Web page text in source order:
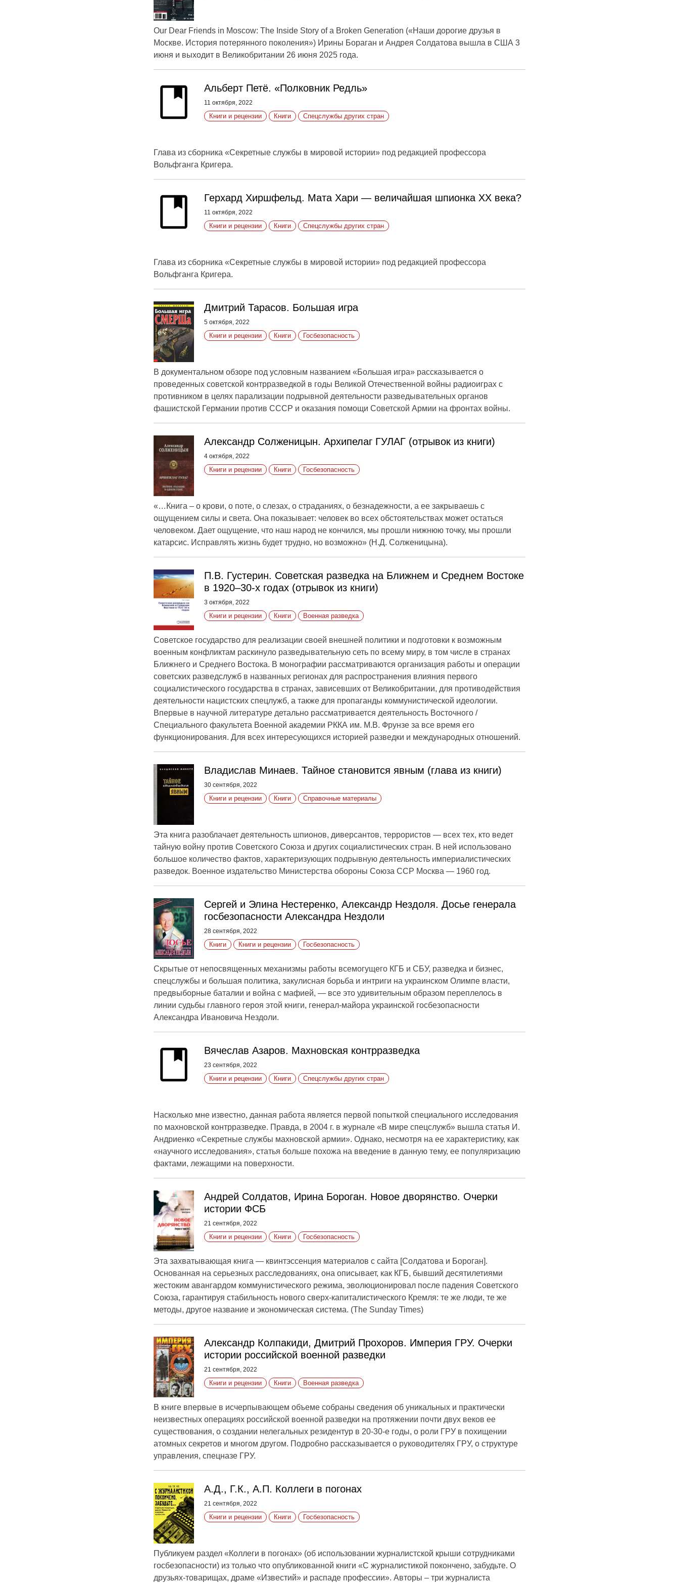
Our Dear Friends in Moscow: The Inside Story of a Broken Generation («Наши дорогие друзья в
Москве. История потерянного поколения») Ирины Бораган и Андрея Солдатова вышла в США 3
июня и выходит в Великобритании 26 июня 2025 года.
Альберт Петё. «Полковник Редль»
11 октября, 2022
Книги и рецензии Книги Спецслужбы других стран
Глава из сборника «Секретные службы в мировой истории» под редакцией профессора
Вольфганга Кригера.
Герхард Хиршфельд. Мата Хари — величайшая шпионка ХХ века?
11 октября, 2022
Книги и рецензии Книги Спецслужбы других стран
Глава из сборника «Секретные службы в мировой истории» под редакцией профессора
Вольфганга Кригера.
Дмитрий Тарасов. Большая игра
5 октября, 2022
Книги и рецензии Книги Госбезопасность
В документальном обзоре под условным названием «Большая игра» рассказывается о
проведенных советской контрразведкой в годы Великой Отечественной войны радиоиграх с
противником в целях парализации подрывной деятельности разведывательных органов
фашистской Германии против СССР и оказания помощи Советской Армии на фронтах войны.
Александр Солженицын. Архипелаг ГУЛАГ (отрывок из книги)
4 октября, 2022
Книги и рецензии Книги Госбезопасность
«…Книга – о крови, о поте, о слезах, о страданиях, о безнадежности, а ее закрываешь с
ощущением силы и света. Она показывает: человек во всех обстоятельствах может остаться
человеком. Дает ощущение, что наш народ не кончился, мы прошли нижнюю точку, мы прошли
катарсис. Исправлять жизнь будет трудно, но возможно» (Н.Д. Солженицына).
П.В. Густерин. Советская разведка на Ближнем и Среднем Востоке
в 1920–30-х годах (отрывок из книги)
3 октября, 2022
Книги и рецензии Книги Военная разведка
Советское государство для реализации своей внешней политики и подготовки к возможным
военным конфликтам раскинуло разведывательную сеть по всему миру, в том числе в странах
Ближнего и Среднего Востока. В монографии рассматриваются организация работы и операции
советских разведслужб в названных регионах для распространения влияния первого
социалистического государства в странах, зависевших от Великобритании, для противодействия
деятельности нацистских спецлужб, а также для пропаганды коммунистической идеологии.
Впервые в научной литературе детально рассматривается деятельность Восточного /
Специального факультета Военной академии РККА им. М.В. Фрунзе за все время его
функционирования. Для всех интересующихся историей разведки и международных отношений.
Владислав Минаев. Тайное становится явным (глава из книги)
30 сентября, 2022
Книги и рецензии Книги Справочные материалы
Эта книга разоблачает деятельность шпионов, диверсантов, террористов — всех тех, кто ведет
тайную войну против Советского Союза и других социалистических стран. В ней использовано
большое количество фактов, характеризующих подрывную деятельность империалистических
разведок. Военное издательство Министерства обороны Союза ССР Москва — 1960 год.
Сергей и Элина Нестеренко, Александр Нездоля. Досье генерала
госбезопасности Александра Нездоли
28 сентября, 2022
Книги Книги и рецензии Госбезопасность
Скрытые от непосвященных механизмы работы всемогущего КГБ и СБУ, разведка и бизнес,
спецслужбы и большая политика, закулисная борьба и интриги на украинском Олимпе власти,
предвыборные баталии и война с мафией, — все это удивительным образом переплелось в
линии судьбы главного героя этой книги, генерал-майора украинской госбезопасности
Александра Ивановича Нездоли.
Вячеслав Азаров. Махновская контрразведка
23 сентября, 2022
Книги и рецензии Книги Спецслужбы других стран
Насколько мне известно, данная работа является первой попыткой специального исследования
по махновской контрразведке. Правда, в 2004 г. в журнале «В мире спецслужб» вышла статья И.
Андриенко «Секретные службы махновской армии». Однако, несмотря на ее характеристику, как
«научного исследования», статья больше похожа на введение в данную тему, ее популяризацию
фактами, лежащими на поверхности.
Андрей Солдатов, Ирина Бороган. Новое дворянство. Очерки
истории ФСБ
21 сентября, 2022
Книги и рецензии Книги Госбезопасность
Эта захватывающая книга — квинтэссенция материалов с сайта [Солдатова и Бороган].
Основанная на серьезных расследованиях, она описывает, как КГБ, бывший десятилетиями
жестоким авангардом коммунистического режима, эволюционировал после падения Советского
Союза, гарантируя стабильность нового сверх-капиталистического Кремля: те же люди, те же
методы, другое название и экономическая система. (The Sunday Times)
Александр Колпакиди, Дмитрий Прохоров. Империя ГРУ. Очерки
истории российской военной разведки
21 сентября, 2022
Книги и рецензии Книги Военная разведка
В книге впервые в исчерпывающем объеме собраны сведения об уникальных и практически
неизвестных операциях российской военной разведки на протяжении почти двух веков ее
существования, о создании нелегальных резидентур в 20-30-е годы, о роли ГРУ в похищении
атомных секретов и многом другом. Подробно рассказывается о руководителях ГРУ, о структуре
управления, спецназе ГРУ.
А.Д., Г.К., А.П. Коллеги в погонах
21 сентября, 2022
Книги и рецензии Книги Госбезопасность
Публикуем раздел «Коллеги в погонах» (об использовании журналистской крыши сотрудниками
госбезопасности) из только что опубликованной книги «С журналистикой покончено, забудьте. О
друзьях-товарищах, драме «Известий» и распаде профессии». Авторы – три журналиста